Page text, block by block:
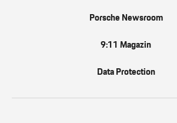
Porsche Newsroom
9:11 Magazin
Data Protection